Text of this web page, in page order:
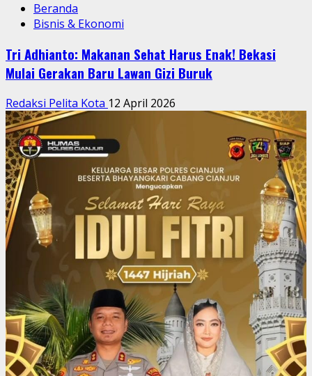
Beranda
Bisnis & Ekonomi
Tri Adhianto: Makanan Sehat Harus Enak! Bekasi
Mulai Gerakan Baru Lawan Gizi Buruk
Redaksi Pelita Kota 12 April 2026